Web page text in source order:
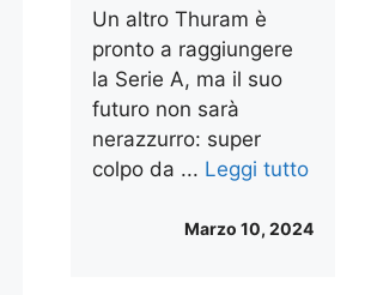
Un altro Thuram è
pronto a raggiungere
la Serie A, ma il suo
futuro non sarà
nerazzurro: super
colpo da ... Leggi tutto
Marzo 10, 2024